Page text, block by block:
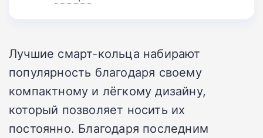
Лучшие смарт-кольца набирают
популярность благодаря своему
компактному и лёгкому дизайну,
который позволяет носить их
постоянно. Благодаря последним